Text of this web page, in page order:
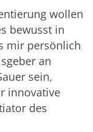
wollen
bewusst in
mir persönlich
an
sein,
innovative
des